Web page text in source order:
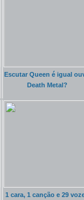
Escutar Queen é igual
Death Metal?
1 cara, 1 canção e 29